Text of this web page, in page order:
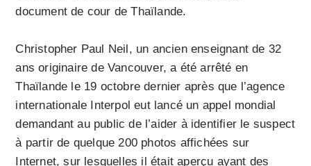
document de cour de Thaïlande.
Christopher Paul Neil, un ancien enseignant de 32
ans originaire de Vancouver, a été arrêté en
Thaïlande le 19 octobre dernier après que l’agence
internationale Interpol eut lancé un appel mondial
demandant au public de l’aider à identifier le suspect
à partir de quelque 200 photos affichées sur
Internet, sur lesquelles il était aperçu ayant des